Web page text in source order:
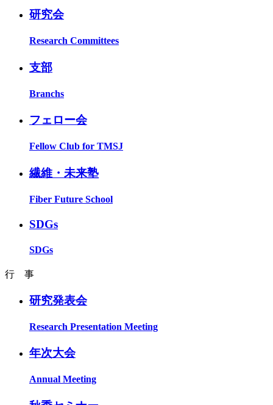
研究会
Research Committees
支部
Branchs
フェロー会
Fellow Club for TMSJ
繊維・未来塾
Fiber Future School
SDGs
SDGs
行 事
研究発表会
Research Presentation Meeting
年次大会
Annual Meeting